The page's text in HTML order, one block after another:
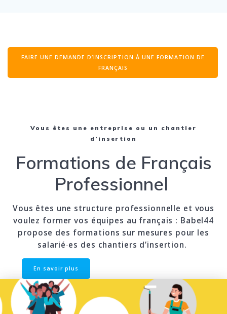
FAIRE UNE DEMANDE D’INSCRIPTION À UNE FORMATION DE
FRANÇAIS
Vous êtes une entreprise ou un chantier
d’insertion
Formations de Français
Professionnel
Vous êtes une structure professionnelle et vous
voulez former vos équipes au français : Babel44
propose des formations sur mesures pour les
salarié·es des chantiers d’insertion.
En savoir plus